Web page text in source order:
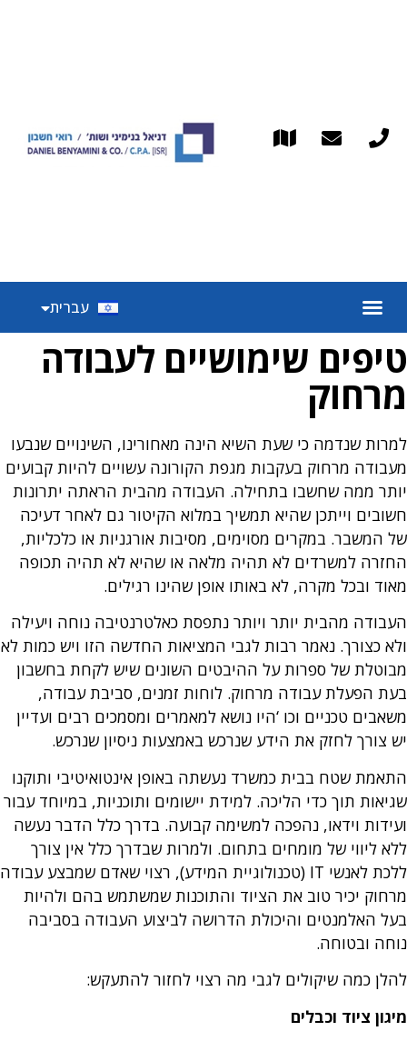
עברית
Español
טיפים שימושיים לעבודה
מרחוק
למרות שנדמה כי שעת השיא הינה מאחורינו, השינויים שנבעו
מעבודה מרחוק בעקבות מגפת הקורונה עשויים להיות קבועים
יותר ממה שחשבו בתחילה. העבודה מהבית הראתה יתרונות
חשובים וייתכן שהיא תמשיך במלוא הקיטור גם לאחר דעיכה
של המשבר. במקרים מסוימים, מסיבות אורגניות או כלכליות,
החזרה למשרדים לא תהיה מלאה או שהיא לא תהיה תכופה
מאוד ובכל מקרה, לא באותו אופן שהינו רגילים.
העבודה מהבית יותר ויותר נתפסת כאלטרנטיבה נוחה ויעילה
ולא כצורך. נאמר רבות לגבי המציאות החדשה הזו ויש כמות לא
מבוטלת של ספרות על ההיבטים השונים שיש לקחת בחשבון
בעת הפעלת עבודה מרחוק. לוחות זמנים, סביבת עבודה,
משאבים טכניים וכו ‘היו נושא למאמרים ומסמכים רבים ועדיין
יש צורך לחזק את הידע שנרכש באמצעות ניסיון שנרכש.
התאמת שטח בבית כמשרד נעשתה באופן אינטואיטיבי ותוקנו
שגיאות תוך כדי הליכה. למידת יישומים ותוכניות, במיוחד עבור
ועידות וידאו, נהפכה למשימה קבועה. בדרך כלל הדבר נעשה
ללא ליווי של מומחים בתחום. ולמרות שבדרך כלל אין צורך
ללכת לאנשי IT (טכנולוגיית המידע), רצוי שאדם שמבצע עבודה
מרחוק יכיר טוב את הציוד והתוכנות שמשתמש בהם ולהיות
בעל האלמנטים והיכולת הדרושה לביצוע העבודה בסביבה
נוחה ובטוחה.
להלן כמה שיקולים לגבי מה רצוי לחזור להתעקש:
מיגון ציוד וכבלים